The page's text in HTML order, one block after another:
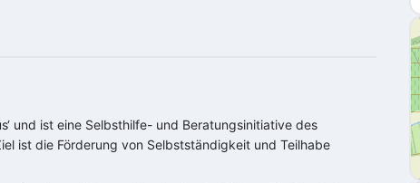
und ist eine Selbsthilfe- und Beratungsinitiative des
ist die Förderung von Selbstständigkeit und Teilhabe